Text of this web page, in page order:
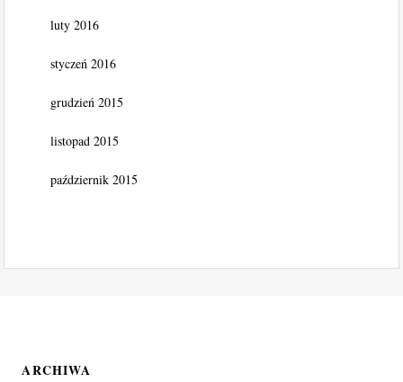
luty 2016
styczeń 2016
grudzień 2015
listopad 2015
październik 2015
ARCHIWA